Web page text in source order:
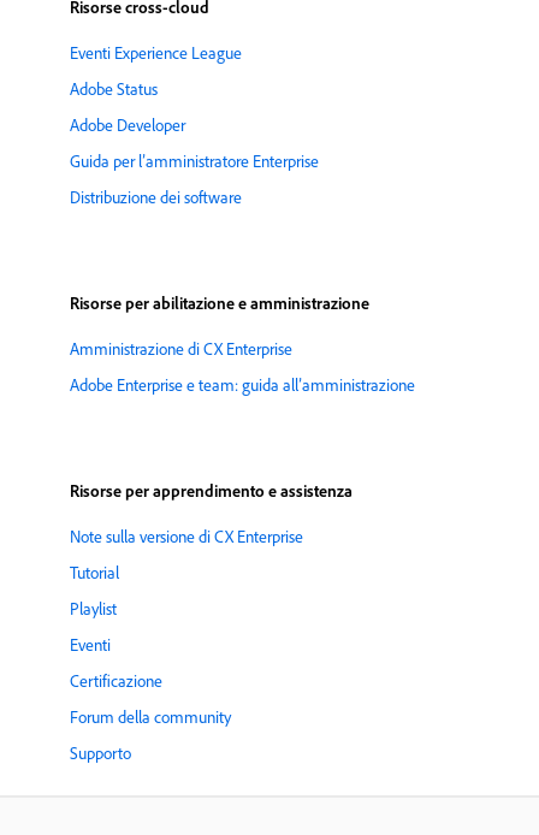
Risorse cross-cloud
Eventi Experience League
Adobe Status
Adobe Developer
Guida per l’amministratore Enterprise
Distribuzione dei software
Risorse per abilitazione e amministrazione
Amministrazione di CX Enterprise
Adobe Enterprise e team: guida all’amministrazione
Risorse per apprendimento e assistenza
Note sulla versione di CX Enterprise
Tutorial
Playlist
Eventi
Certificazione
Forum della community
Supporto